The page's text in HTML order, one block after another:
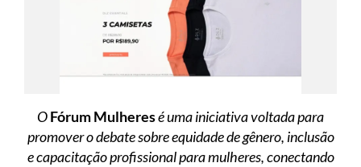
OFórum Mulheresé uma iniciativa voltada para
promover o debate sobre equidade de gênero, inclusão
e capacitação profissional para mulheres, conectando